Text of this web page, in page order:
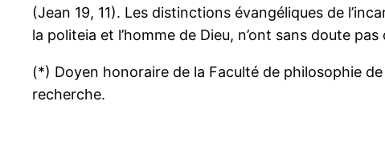
(Jean 19, 11). Les distinctions évangéliques de
la politeia et l’homme de Dieu, n’ont sans doute
(*) Doyen honoraire de la Faculté de philosophie
recherche.